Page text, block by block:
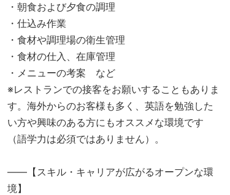
・朝食および夕食の調理
・仕込み作業
・食材や調理場の衛生管理
・食材の仕入、在庫管理
・メニューの考案 など
※レストランでの接客をお願いすることもありま
す。海外からのお客様も多く、英語を勉強した
い方や興味のある方にもオススメな環境です
（語学力は必須ではありません）。
――【スキル・キャリアが広がるオープンな環
境】